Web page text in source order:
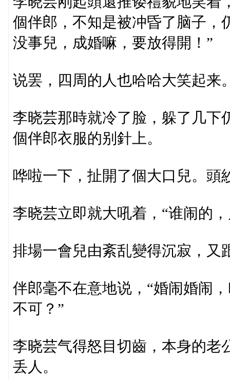
個伴郎，不知是被冲昏了脑子，
没事兒，成婚嘛，要放得開！”
说罢，四周的人也哈哈大笑起来
李晓芸那時就冷了脸，躲了几下
個伴郎衣服的别針上。
哗啦一下，扯開了個大口兒。頭
李晓芸立即就大吼着，“谁闹的
排場一會兒由紊乱變得沉寂，又
伴郎毫不在意地说，“婚闹婚闹
不可？”
李晓芸气得怒目切齒，本身的老
丢人。